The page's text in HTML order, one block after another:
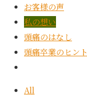
お客様の声
私の想い
頭痛のはなし
頭痛卒業のヒント
All